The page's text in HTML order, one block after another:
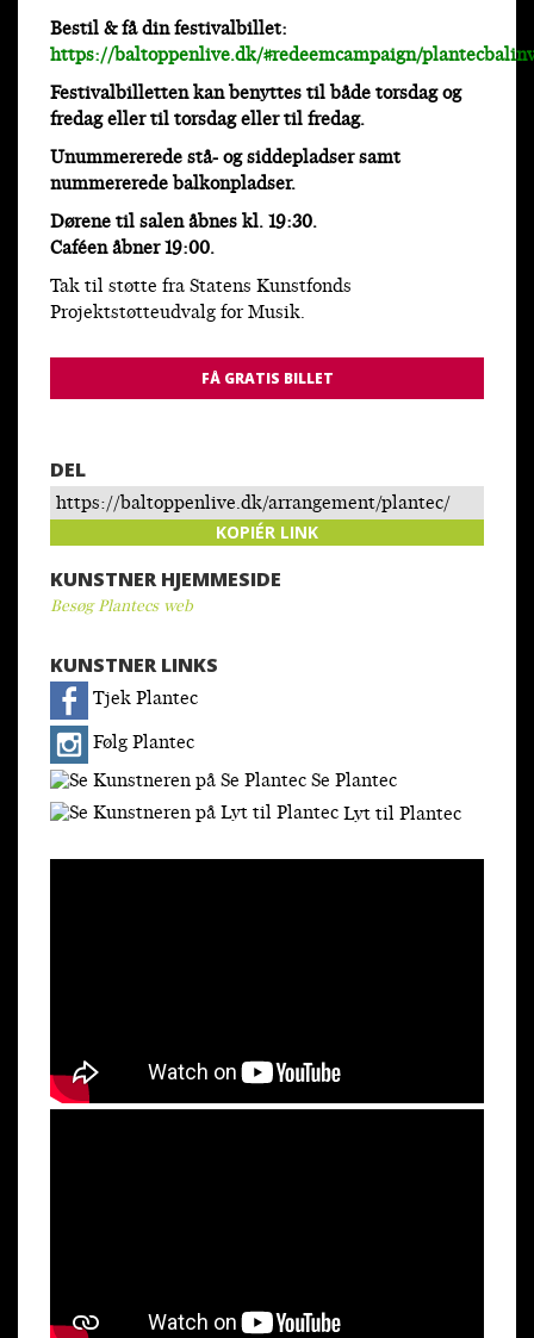
Bestil & få din festivalbillet:
https://baltoppenlive.dk/#redeemcampaign/
Festivalbilletten kan benyttes til både torsdag og
fredag eller til torsdag eller til fredag.
Unummererede stå- og siddepladser samt
nummererede balkonpladser.
Dørene til salen åbnes kl. 19:30.
Caféen åbner 19:00.
Tak til støtte fra Statens Kunstfonds
Projektstøtteudvalg for Musik.
FÅ GRATIS BILLET
DEL
https://baltoppenlive.dk/arrangement/plantec/
KOPIÉR LINK
KUNSTNER HJEMMESIDE
Besøg Plantecs web
KUNSTNER LINKS
Tjek Plantec
Følg Plantec
Se Plantec
Lyt til Plantec